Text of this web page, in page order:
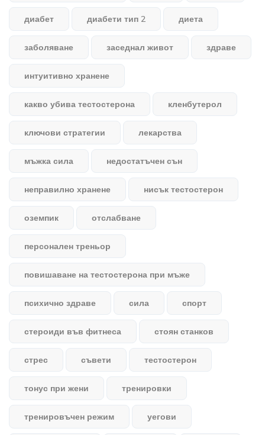
диабет диабети тип 2 диета
заболяване заседнал живот здраве
интуитивно хранене
какво убива тестостерона кленбутерол
ключови стратегии лекарства
мъжка сила недостатъчен сън
неправилно хранене нисък тестостерон
оземпик отслабване
персонален треньор
повишаване на тестостерона при мъже
психично здраве сила спорт
стероиди във фитнеса стоян станков
стрес съвети тестостерон
тонус при жени тренировки
тренировъчен режим уегови